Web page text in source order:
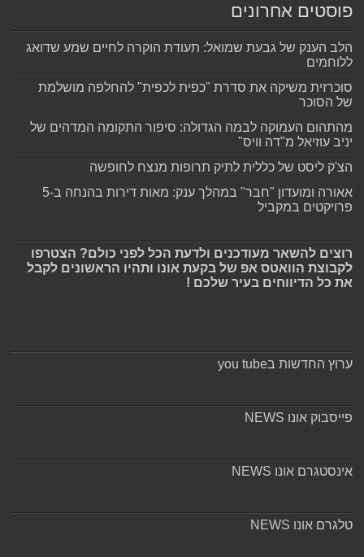
פוסטים אחרונים
הלב הענק של גבעת שמואל: תעודת הוקרה לחיים שמע שדואג
ללוחמים
סוכרזית משיקה את סדרת "כפית לכפית" להחלפה מושלמת
של הסוכר
מהתהום העמוקה לבמה הגדולה: סיפור התקומה המדהים של
יניב עוזיאל מ"דה וויס"
הצ'ק ליסט של כללית לתיק תרופות מנצח לחופשה
אאורה ומועדון "חבר" במהלך ענק: מאות דירות בהנחה ב-5
פרויקטים במקביל
רוצים להשאר מעודכנים ולדעת הכל לפני כולם? הצטרפו
לקבוצת הוואטס אפ של בקעת אונו ותהיו הראשונים לקבל
את כל הדיווחים בעיר שלכם !
ערוץ החדשות בyou tube
פייסבוק אונו NEWS
אינסטגרם אונו NEWS
טלגרם אונו NEWS